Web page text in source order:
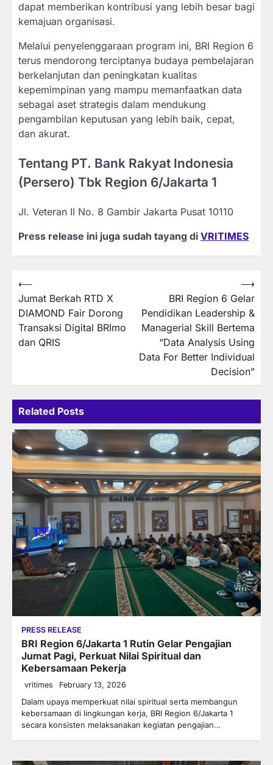
dapat memberikan kontribusi yang lebih besar bagi
kemajuan organisasi.
Melalui penyelenggaraan program ini, BRI Region 6
terus mendorong terciptanya budaya pembelajaran
berkelanjutan dan peningkatan kualitas
kepemimpinan yang mampu memanfaatkan data
sebagai aset strategis dalam mendukung
pengambilan keputusan yang lebih baik, cepat,
dan akurat.
Tentang PT. Bank Rakyat Indonesia
(Persero) Tbk Region 6/Jakarta 1
Jl. Veteran II No. 8 Gambir Jakarta Pusat 10110
Press release ini juga sudah tayang di VRITIMES
Post
navigation
⟵
Jumat Berkah RTD X
DIAMOND Fair Dorong
Transaksi Digital BRImo
dan QRIS
BRI Region 6 Gelar
Pendidikan Leadership &
Managerial Skill Bertema
“Data Analysis Using
Data For Better Individual
Decision”
⟶
Related Posts
PRESS RELEASE
BRI Region 6/Jakarta 1 Rutin Gelar Pengajian
Jumat Pagi, Perkuat Nilai Spiritual dan
Kebersamaan Pekerja
vritimes February 13, 2026
Dalam upaya memperkuat nilai spiritual serta membangun
kebersamaan di lingkungan kerja, BRI Region 6/Jakarta 1
secara konsisten melaksanakan kegiatan pengajian…